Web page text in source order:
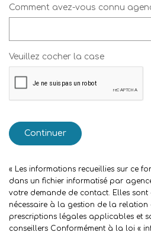
Comment avez-vous connu
Veuillez cocher la case
Continuer
« Les informations recueillies sur ce
dans un fichier informatisé par
votre demande de contact. Elles
nécessaire à la gestion de la relation
prescriptions légales applicables et
conseillers Conformément à la loi «